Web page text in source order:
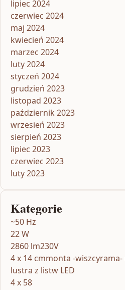
lipiec 2024
czerwiec 2024
maj 2024
kwiecień 2024
marzec 2024
luty 2024
styczeń 2024
grudzień 2023
listopad 2023
październik 2023
wrzesień 2023
sierpień 2023
lipiec 2023
czerwiec 2023
luty 2023
Kategorie
~50 Hz
22 W
2860 lm230V
4 x 14 cmmonta -
lustra z listw LED
4 x 58